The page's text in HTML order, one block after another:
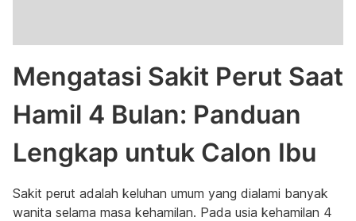
Mengatasi Sakit Perut Saat
Hamil 4 Bulan: Panduan
Lengkap untuk Calon Ibu
Sakit perut adalah keluhan umum yang dialami banyak
wanita selama masa kehamilan. Pada usia kehamilan 4